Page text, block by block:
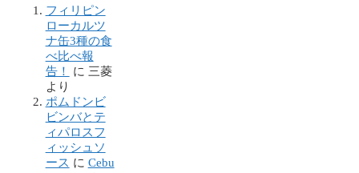
フィリピン
ローカルツ
ナ缶3種の食
べ比べ報
告！
に 三菱
より
ポムドンビ
ビンバとテ
ィパロスフ
ィッシュソ
ース に Cebu